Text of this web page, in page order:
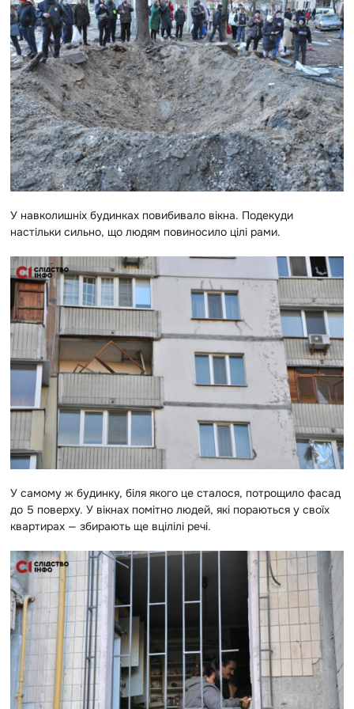
У навколишніх будинках повибивало вікна. Подекуди
настільки сильно, що людям повиносило цілі рами.
У самому ж будинку, біля якого це сталося, потрощило фасад
до 5 поверху. У вікнах помітно людей, які пораються у своїх
квартирах — збирають ще вцілілі речі.